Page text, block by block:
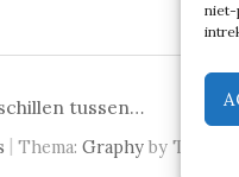
niet-
tussen…
| Thema: Graphyby